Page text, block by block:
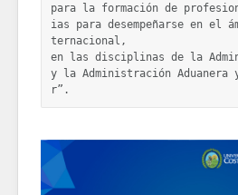
para la formación de
ias para desempeñarse en el
ternacional,
en las disciplinas de la
y la Administración Aduanera
r”.